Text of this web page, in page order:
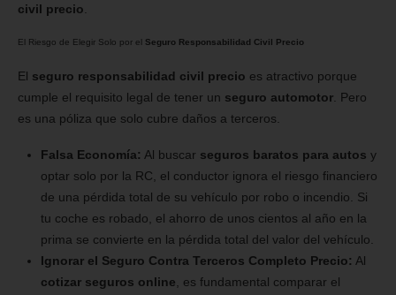
civil precio
El Riesgo de Elegir Solo por el Seguro Responsabilidad Civil Precio
El seguro responsabilidad civil precio es atractivo porque
cumple el requisito legal de tener un seguro automotor . Pero
es una póliza que solo cubre daños a terceros.
Falsa Economía: Al buscar seguros baratos para autos y
optar solo por la RC, el conductor ignora el riesgo financiero
de una pérdida total de su vehículo por robo o incendio. Si
tu coche es robado, el ahorro de unos cientos al año en la
prima se convierte en la pérdida total del valor del vehículo.
Ignorar el Seguro Contra Terceros Completo Precio: Al
cotizar seguros online, es fundamental comparar el